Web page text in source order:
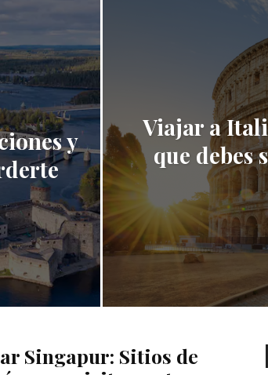
y
Viajar a
que debes
Singapur: Sitios de